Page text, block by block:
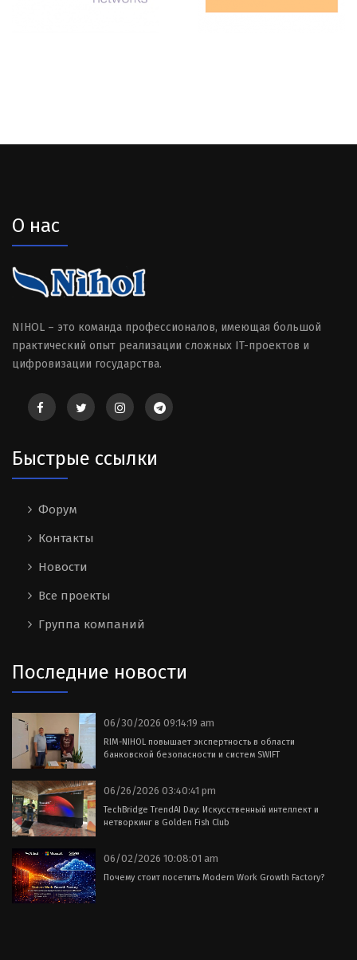
О нас
NIHOL – это команда профессионалов, имеющая большой
практический опыт реализации сложных IT-проектов и
цифровизации государства.
Быстрые ссылки
Форум
Контакты
Новости
Все проекты
Группа компаний
Последние новости
06/30/2026 09:14:19 am
RIM-NIHOL повышает экспертность в области
банковской безопасности и систем SWIFT
06/26/2026 03:40:41 pm
TechBridge TrendAI Day: Искусственный интеллект и
нетворкинг в Golden Fish Club
06/02/2026 10:08:01 am
Почему стоит посетить Modern Work Growth Factory?